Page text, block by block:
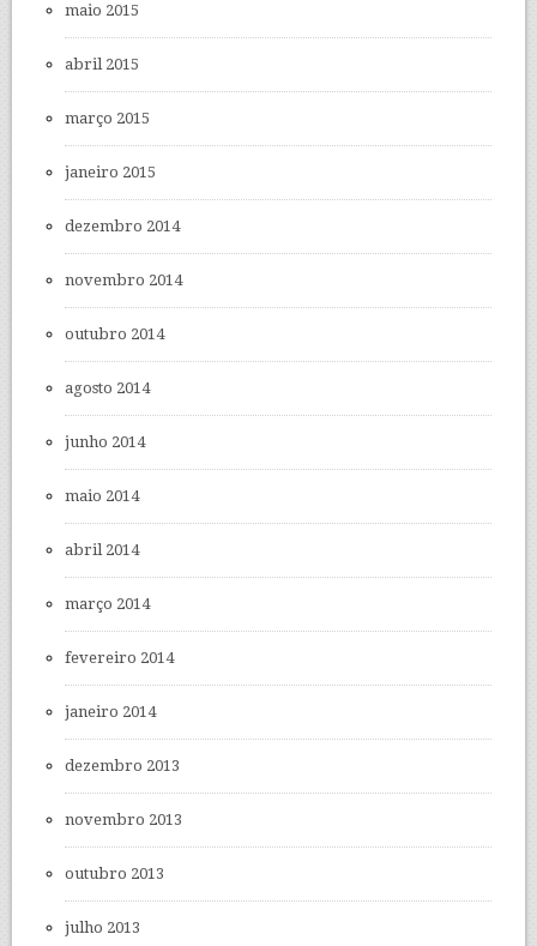
maio 2015
abril 2015
março 2015
janeiro 2015
dezembro 2014
novembro 2014
outubro 2014
agosto 2014
junho 2014
maio 2014
abril 2014
março 2014
fevereiro 2014
janeiro 2014
dezembro 2013
novembro 2013
outubro 2013
julho 2013